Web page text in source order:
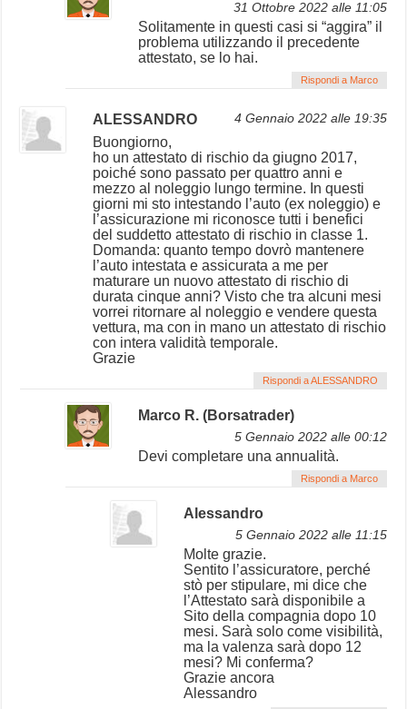
31 Ottobre 2022 alle 11:05
Solitamente in questi casi si “aggira” il
problema utilizzando il precedente
attestato, se lo hai.
Rispondi a Marco
ALESSANDRO 4 Gennaio 2022 alle 19:35
Buongiorno,
ho un attestato di rischio da giugno 2017,
poiché sono passato per quattro anni e
mezzo al noleggio lungo termine. In questi
giorni mi sto intestando l’auto (ex noleggio) e
l’assicurazione mi riconosce tutti i benefici
del suddetto attestato di rischio in classe 1.
Domanda: quanto tempo dovrò mantenere
l’auto intestata e assicurata a me per
maturare un nuovo attestato di rischio di
durata cinque anni? Visto che tra alcuni mesi
vorrei ritornare al noleggio e vendere questa
vettura, ma con in mano un attestato di rischio
con intera validità temporale.
Grazie
Rispondi a ALESSANDRO
Marco R. (Borsatrader)
5 Gennaio 2022 alle 00:12
Devi completare una annualità.
Rispondi a Marco
Alessandro
5 Gennaio 2022 alle 11:15
Molte grazie.
Sentito l’assicuratore, perché
stò per stipulare, mi dice che
l’Attestato sarà disponibile a
Sito della compagnia dopo 10
mesi. Sarà solo come visibilità,
ma la valenza sarà dopo 12
mesi? Mi conferma?
Grazie ancora
Alessandro